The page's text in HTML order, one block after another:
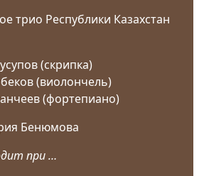
трио Республики Казахстан
(скрипка)
(виолончель)
(фортепиано)
Бенюмова
при …